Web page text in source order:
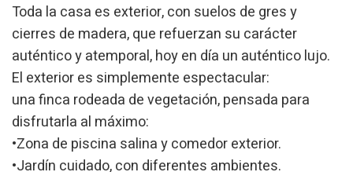
Toda la casa es exterior, con suelos de gres y
cierres de madera, que refuerzan su carácter
auténtico y atemporal, hoy en día un auténtico lujo.
El exterior es simplemente espectacular:
una finca rodeada de vegetación, pensada para
disfrutarla al máximo:
•Zona de piscina salina y comedor exterior.
•Jardín cuidado, con diferentes ambientes.
type de cookies sont utilisées pour mesurer l'activité du
Web pour l'élaboration des profils de navigation des
utilisateurs afin d'introduire des améliorations basées sur
l'analyse des données d'utilisation effectuée par les
utilisateurs du service. . Ils nous permettent de
sauvegarder les informations de préférence de l'utilisateur
pour améliorer la qualité de nos services et offrir une
meilleure expérience grâce aux produits recommandés.
Marketing et Publicité
Ces cookies sont utilisés pour stocker des informations sur